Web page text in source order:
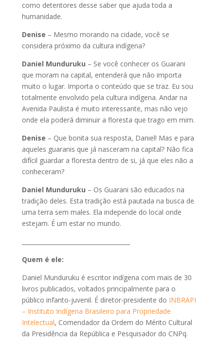
como detentores desse saber que ajuda toda a
humanidade.
Denise – Mesmo morando na cidade, você se
considera próximo da cultura indígena?
Daniel Munduruku – Se você conhecer os Guarani
que moram na capital, entenderá que não importa
muito o lugar. Importa o conteúdo que se traz. Eu sou
totalmente envolvido pela cultura indígena. Andar na
Avenida Paulista é muito interessante, mas não vejo
onde ela poderá diminuir a floresta que trago em mim.
Denise – Que bonita sua resposta, Daniel! Mas e para
aqueles guaranis que já nasceram na capital? Não fica
difícil guardar a floresta dentro de si, já que eles não a
conheceram?
Daniel Munduruku – Os Guarani são educados na
tradição deles. Esta tradição está pautada na busca de
uma terra sem males. Ela independe do local onde
estejam. É um estar no mundo.
Quem é ele:
Daniel Munduruku é escritor indígena com mais de 30
livros publicados, voltados principalmente para o
público infanto-juvenil. É diretor-presidente do INBRAPI
– Instituto Indígena Brasileiro para Propriedade
Intelectual, Comendador da Ordem do Mérito Cultural
da Presidência da República e Pesquisador do CNPq.